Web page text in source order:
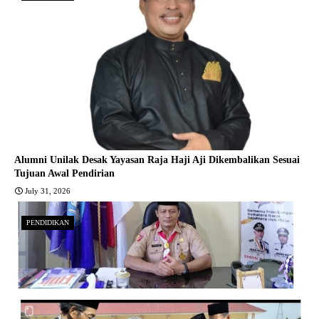
Alumni Unilak Desak Yayasan Raja Haji Aji Dikembalikan Sesuai
Tujuan Awal Pendirian
July 31, 2026
PENDIDIKAN